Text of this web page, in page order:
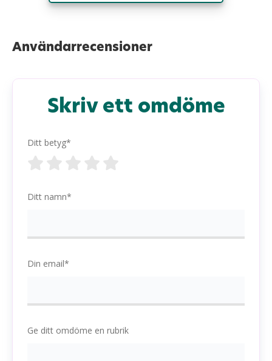
Användarrecensioner
Skriv ett omdöme
Ditt betyg*
Ditt namn*
Din email*
Ge ditt omdöme en rubrik